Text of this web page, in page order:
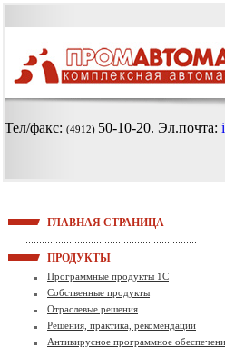
Тел/факс: (4912) 50-10-20. Эл.почта:
ГЛАВНАЯ СТРАНИЦА
ПРОДУКТЫ
Программные продукты 1С
Собственные продукты
Отраслевые решения
Решения, практика, рекомендации
Антивирусное программное